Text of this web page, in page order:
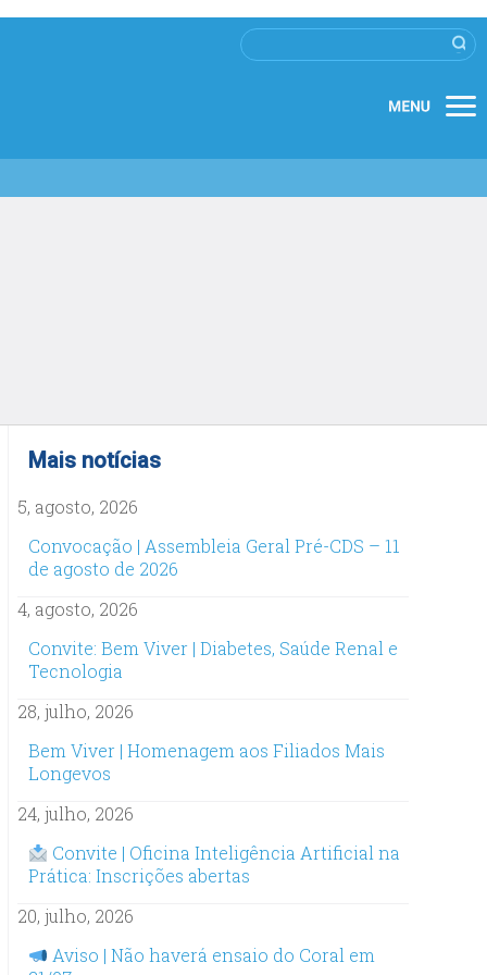
Mais notícias
5, agosto, 2026
Convocação | Assembleia Geral Pré-CDS – 11
de agosto de 2026
4, agosto, 2026
Convite: Bem Viver | Diabetes, Saúde Renal e
Tecnologia
28, julho, 2026
Bem Viver | Homenagem aos Filiados Mais
Longevos
24, julho, 2026
Convite | Oficina Inteligência Artificial na
Prática: Inscrições abertas
20, julho, 2026
Aviso | Não haverá ensaio do Coral em